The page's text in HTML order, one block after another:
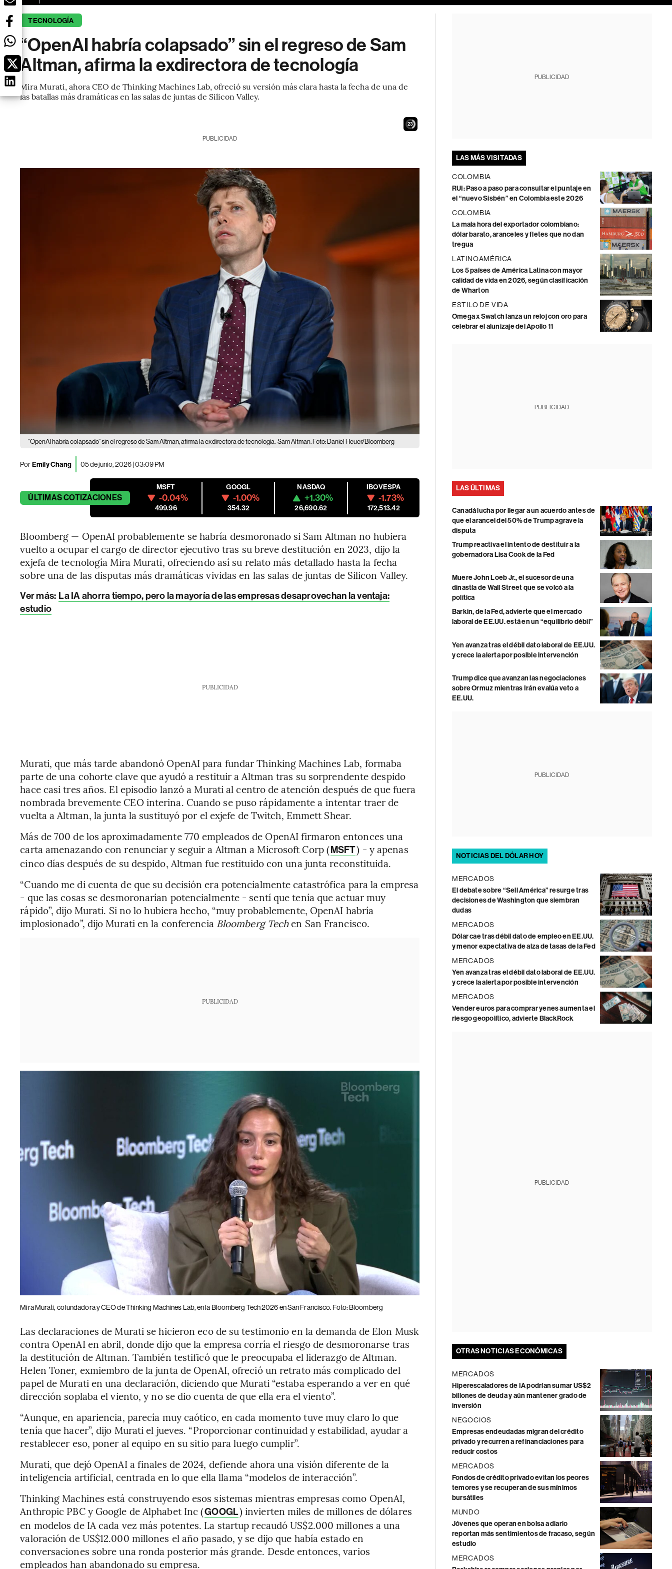
TECNOLOGÍA
“OpenAI habría colapsado” sin el regreso de Sam
Altman, afirma la exdirectora de tecnología
Mira Murati, ahora CEO de Thinking Machines Lab, ofreció su versión más clara hasta la fecha de una de
las batallas más dramáticas en las salas de juntas de Silicon Valley.
22
PUBLICIDAD
“OpenAI habría colapsado” sin el regreso de Sam Altman, afirma la exdirectora de tecnología. Sam Altman. Foto: Daniel Heuer/Bloomberg
PorEmily Chang 05 de junio, 2026 | 03:09 PM
ÚLTIMASCOTIZACIONES
MSFT
-0.04%
499.96
GOOGL
-1.00%
354.32
NASDAQ
+1.30%
26,690.62
IBOVESPA
-1.73%
172,513.42
Bloomberg — OpenAI probablemente se habría desmoronado si Sam Altman no hubiera
vuelto a ocupar el cargo de director ejecutivo tras su breve destitución en 2023, dijo la
exjefa de tecnología Mira Murati, ofreciendo así su relato más detallado hasta la fecha
sobre una de las disputas más dramáticas vividas en las salas de juntas de Silicon Valley.
Ver más: La IA ahorra tiempo, pero la mayoría de las empresas desaprovechan la ventaja:
estudio
PUBLICIDAD
Murati, que más tarde abandonó OpenAI para fundar Thinking Machines Lab, formaba
parte de una cohorte clave que ayudó a restituir a Altman tras su sorprendente despido
hace casi tres años. El episodio lanzó a Murati al centro de atención después de que fuera
nombrada brevemente CEO interina. Cuando se puso rápidamente a intentar traer de
vuelta a Altman, la junta la sustituyó por el exjefe de Twitch, Emmett Shear.
Más de 700 de los aproximadamente 770 empleados de OpenAI firmaron entonces una
carta amenazando con renunciar y seguir a Altman a Microsoft Corp (MSFT) - y apenas
cinco días después de su despido, Altman fue restituido con una junta reconstituida.
“Cuando me di cuenta de que su decisión era potencialmente catastrófica para la empresa
- que las cosas se desmoronarían potencialmente - sentí que tenía que actuar muy
rápido”, dijo Murati. Si no lo hubiera hecho, “muy probablemente, OpenAI habría
implosionado”, dijo Murati en la conferencia Bloomberg Techen San Francisco.
PUBLICIDAD
Mira Murati, cofundadora y CEO de Thinking Machines Lab, en la Bloomberg Tech 2026 en San Francisco. Foto: Bloomberg
Las declaraciones de Murati se hicieron eco de su testimonio en la demanda de Elon Musk
contra OpenAI en abril, donde dijo que la empresa corría el riesgo de desmoronarse tras
la destitución de Altman. También testificó que le preocupaba el liderazgo de Altman.
Helen Toner, exmiembro de la junta de OpenAI, ofreció un retrato más complicado del
papel de Murati en una declaración, diciendo que Murati “estaba esperando a ver en qué
dirección soplaba el viento, y no se dio cuenta de que ella era el viento”.
“Aunque, en apariencia, parecía muy caótico, en cada momento tuve muy claro lo que
tenía que hacer”, dijo Murati el jueves. “Proporcionar continuidad y estabilidad, ayudar a
restablecer eso, poner al equipo en su sitio para luego cumplir”.
Murati, que dejó OpenAI a finales de 2024, defiende ahora una visión diferente de la
inteligencia artificial, centrada en lo que ella llama “modelos de interacción”.
Thinking Machines está construyendo esos sistemas mientras empresas como OpenAI,
Anthropic PBC y Google de Alphabet Inc (GOOGL) invierten miles de millones de dólares
en modelos de IA cada vez más potentes. La startup recaudó US$2.000 millones a una
valoración de US$12.000 millones el año pasado, y se dijo que había estado en
conversaciones sobre una ronda posterior más grande. Desde entonces, varios
empleados han abandonado su empresa.
PUBLICIDAD
LAS MÁS VISITADAS
COLOMBIA
RUI: Paso a paso para consultar el puntaje en
el “nuevo Sisbén” en Colombia este 2026
COLOMBIA
La mala hora del exportador colombiano:
dólar barato, aranceles y fletes que no dan
tregua
LATINOAMÉRICA
Los 5 países de América Latina con mayor
calidad de vida en 2026, según clasificación
de Wharton
ESTILO DE VIDA
Omega x Swatch lanza un reloj con oro para
celebrar el alunizaje del Apollo 11
PUBLICIDAD
LAS ÚLTIMAS
Canadá lucha por llegar a un acuerdo antes de
que el arancel del 50% de Trump agrave la
disputa
Trump reactiva el intento de destituir a la
gobernadora Lisa Cook de la Fed
Muere John Loeb Jr., el sucesor de una
dinastía de Wall Street que se volcó a la
política
Barkin, de la Fed, advierte que el mercado
laboral de EE.UU. está en un “equilibrio débil”
Yen avanza tras el débil dato laboral de EE.UU.
y crece la alerta por posible intervención
Trump dice que avanzan las negociaciones
sobre Ormuz mientras Irán evalúa veto a
EE.UU.
PUBLICIDAD
NOTICIAS DEL DÓLAR HOY
MERCADOS
El debate sobre “Sell América” resurge tras
decisiones de Washington que siembran
dudas
MERCADOS
Dólar cae tras débil dato de empleo en EE.UU.
y menor expectativa de alza de tasas de la Fed
MERCADOS
Yen avanza tras el débil dato laboral de EE.UU.
y crece la alerta por posible intervención
MERCADOS
Vender euros para comprar yenes aumenta el
riesgo geopolítico, advierte BlackRock
PUBLICIDAD
OTRAS NOTICIAS ECONÓMICAS
MERCADOS
Hiperescaladores de IA podrían sumar US$2
billones de deuda y aún mantener grado de
inversión
NEGOCIOS
Empresas endeudadas migran del crédito
privado y recurren a refinanciaciones para
reducir costos
MERCADOS
Fondos de crédito privado evitan los peores
temores y se recuperan de sus mínimos
bursátiles
MUNDO
Jóvenes que operan en bolsa a diario
reportan más sentimientos de fracaso, según
estudio
MERCADOS